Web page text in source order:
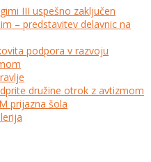
III uspešno zaključen
– predstavitev delavnic na
podpora v razvoju
družine otrok z avtizmom
prijazna šola